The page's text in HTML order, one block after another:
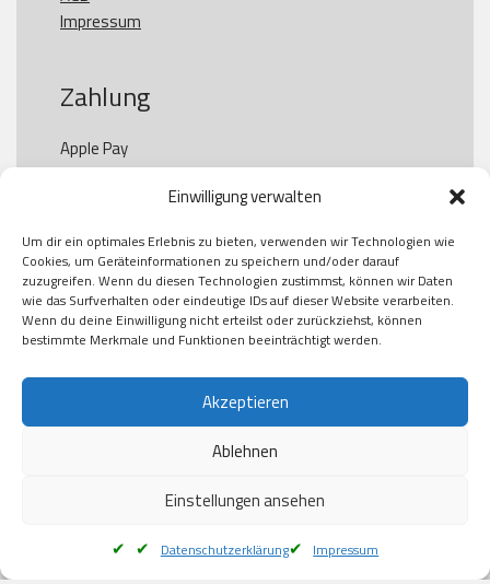
Einwilligung verwalten
Um dir ein optimales Erlebnis zu bieten, verwenden wir Technologien wie
Cookies, um Geräteinformationen zu speichern und/oder darauf
zuzugreifen. Wenn du diesen Technologien zustimmst, können wir Daten
wie das Surfverhalten oder eindeutige IDs auf dieser Website verarbeiten.
Wenn du deine Einwilligung nicht erteilst oder zurückziehst, können
bestimmte Merkmale und Funktionen beeinträchtigt werden.
Akzeptieren
Ablehnen
Einstellungen ansehen
Datenschutzerklärung Impressum
Impressum
Zahlung
Apple Pay
Paypal
Kauf auf Rechung
Klarna
American Express